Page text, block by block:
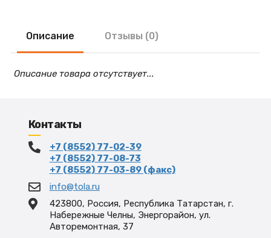
Описание Отзывы (0)
Описание товара отсутствует...
Контакты
+7 (8552) 77-02-39
+7 (8552) 77-08-73
+7 (8552) 77-03-89 (факс)
info@tola.ru
423800, Россия, Республика Татарстан, г.
Набережные Челны, Энергорайон, ул.
Авторемонтная, 37